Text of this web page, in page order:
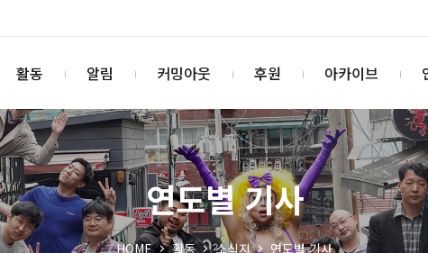
활동 알림 커밍아웃 후원 아카이브
연도별 기사
HOME 활동 소식지 연도별 기사